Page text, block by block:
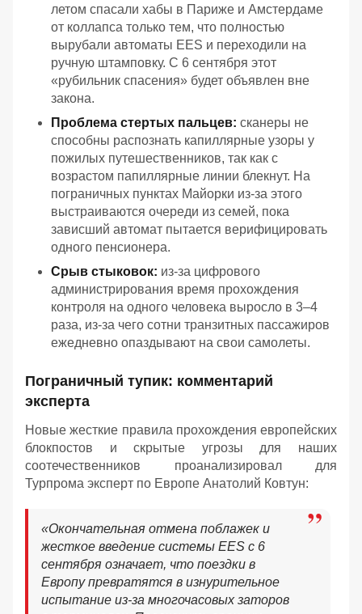
летом спасали хабы в Париже и Амстердаме
от коллапса только тем, что полностью
вырубали автоматы EES и переходили на
ручную штамповку. С 6 сентября этот
«рубильник спасения» будет объявлен вне
закона.
Проблема стертых пальцев: сканеры не
способны распознать капиллярные узоры у
пожилых путешественников, так как с
возрастом папиллярные линии блекнут. На
пограничных пунктах Майорки из-за этого
выстраиваются очереди из семей, пока
зависший автомат пытается верифицировать
одного пенсионера.
Срыв стыковок: из-за цифрового
администрирования время прохождения
контроля на одного человека выросло в 3–4
раза, из-за чего сотни транзитных пассажиров
ежедневно опаздывают на свои самолеты.
Пограничный тупик: комментарий
эксперта
Новые жесткие правила прохождения европейских
блокпостов и скрытые угрозы для наших
соотечественников проанализировал для
Турпрома эксперт по Европе Анатолий Ковтун:
«Окончательная отмена поблажек и
жесткое введение системы EES с 6
сентября означает, что поездки в
Европу превратятся в изнурительное
испытание из-за многочасовых заторов